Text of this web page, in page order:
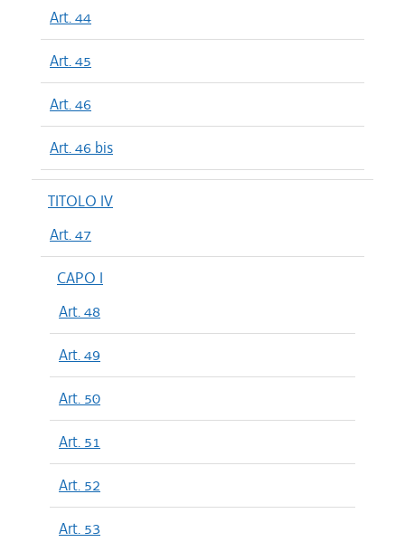
Art. 44
Art. 45
Art. 46
Art. 46 bis
TITOLO IV
Art. 47
CAPO I
Art. 48
Art. 49
Art. 50
Art. 51
Art. 52
Art. 53